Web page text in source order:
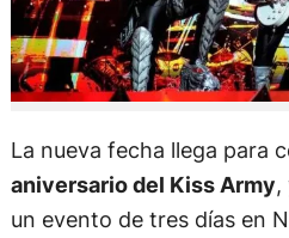
La nueva fecha llega para
aniversario del Kiss Army,
un evento de tres días en